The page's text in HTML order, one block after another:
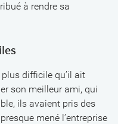
à rendre sa
difficile qu’il ait
son meilleur ami, qui
ils avaient pris des
mené l’entreprise